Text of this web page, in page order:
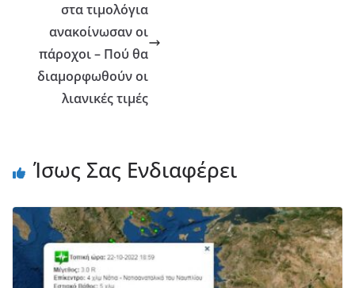
στα τιμολόγια
ανακοίνωσαν οι
πάροχοι – Πού θα
διαμορφωθούν οι
λιανικές τιμές
Ίσως Σας Ενδιαφέρει